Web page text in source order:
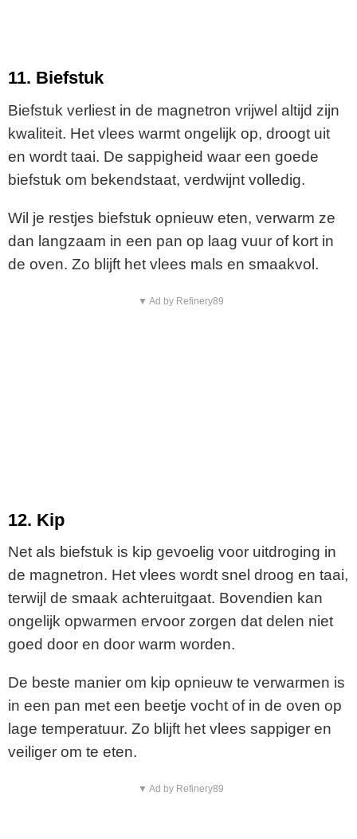
11. Biefstuk
Biefstuk verliest in de magnetron vrijwel altijd zijn
kwaliteit. Het vlees warmt ongelijk op, droogt uit
en wordt taai. De sappigheid waar een goede
biefstuk om bekendstaat, verdwijnt volledig.
Wil je restjes biefstuk opnieuw eten, verwarm ze
dan langzaam in een pan op laag vuur of kort in
de oven. Zo blijft het vlees mals en smaakvol.
▼ Ad by Refinery89
12. Kip
Net als biefstuk is kip gevoelig voor uitdroging in
de magnetron. Het vlees wordt snel droog en taai,
terwijl de smaak achteruitgaat. Bovendien kan
ongelijk opwarmen ervoor zorgen dat delen niet
goed door en door warm worden.
De beste manier om kip opnieuw te verwarmen is
in een pan met een beetje vocht of in de oven op
lage temperatuur. Zo blijft het vlees sappiger en
veiliger om te eten.
▼ Ad by Refinery89